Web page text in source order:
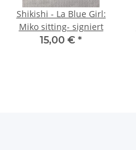
Shikishi - La Blue Girl:
Miko sitting- signiert
15,00 € *